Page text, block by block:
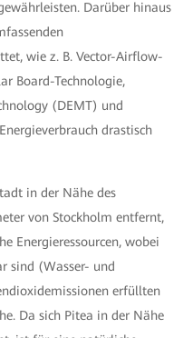
Darüber hinaus
wie z. B. Vector-Airflow-
Board-Technologie,
(DEMT) und
drastisch
in der Nähe des
von Stockholm entfernt,
Energieressourcen, wobei
sind (Wasser- und
erfüllten
Da sich Pitea in der Nähe